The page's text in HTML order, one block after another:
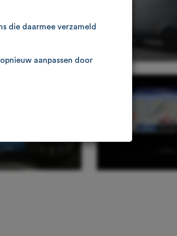
die daarmee verzameld
aanpassen door